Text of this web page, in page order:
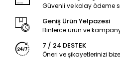
Güvenli ve kolay ödeme
Geniş Ürün Yelpazesi
Binlerce ürün ve
7 / 24 DESTEK
Öneri ve şikayetlerinizi